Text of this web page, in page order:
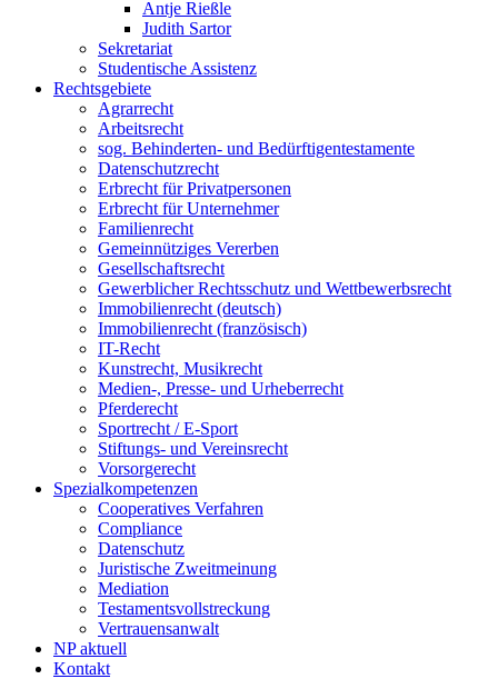
Antje Rießle
Judith Sartor
Sekretariat
Studentische Assistenz
Rechtsgebiete
Agrarrecht
Arbeitsrecht
sog. Behinderten- und Bedürftigentestamente
Datenschutzrecht
Erbrecht für Privatpersonen
Erbrecht für Unternehmer
Familienrecht
Gemeinnütziges Vererben
Gesellschaftsrecht
Gewerblicher Rechtsschutz und Wettbewerbsrecht
Immobilienrecht (deutsch)
Immobilienrecht (französisch)
IT-Recht
Kunstrecht, Musikrecht
Medien-, Presse- und Urheberrecht
Pferderecht
Sportrecht / E-Sport
Stiftungs- und Vereinsrecht
Vorsorgerecht
Spezialkompetenzen
Cooperatives Verfahren
Compliance
Datenschutz
Juristische Zweitmeinung
Mediation
Testamentsvollstreckung
Vertrauensanwalt
NP aktuell
Kontakt